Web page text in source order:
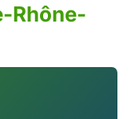
Rhône-